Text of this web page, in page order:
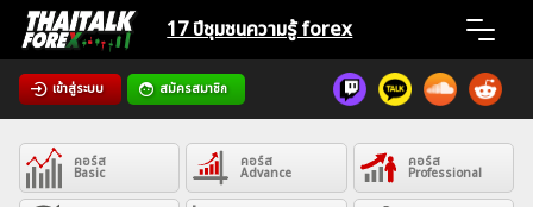
Skip
content
17 ปีชุมชนความรู้ forex
เข้าสู่ระบบ สมัครสมาชิก
Home
Newsคอร์ส
Basic
คอร์ส
Advance
คอร์ส
Professional